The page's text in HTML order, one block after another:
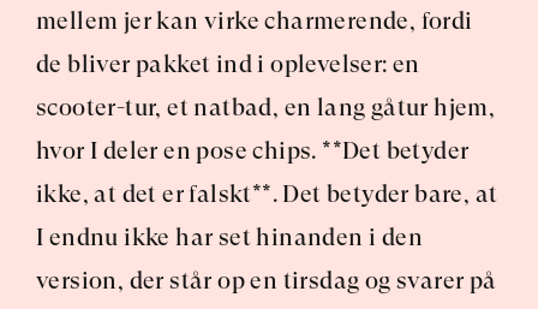
mellem jer kan virke charmerende, fordi
de bliver pakket ind i oplevelser: en
scooter-tur, et natbad, en lang gåtur hjem,
hvor I deler en pose chips. **Det betyder
ikke, at det er falskt**. Det betyder bare, at
I endnu ikke har set hinanden i den
version, der står op en tirsdag og svarer på